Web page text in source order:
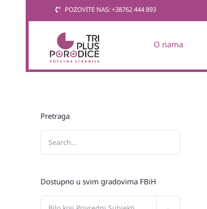
POZOVITE NAS: +38762 444 893
O nama
Pretraga
Dostupno u svim gradovima FBiH